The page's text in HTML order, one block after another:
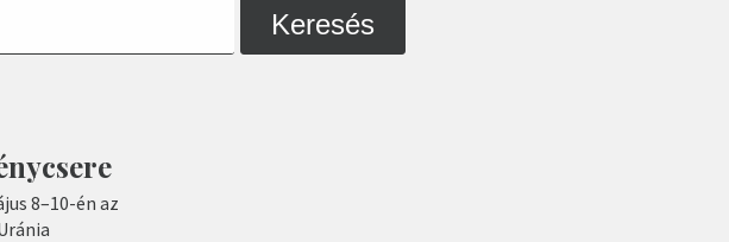
Keresés
8–10-én az